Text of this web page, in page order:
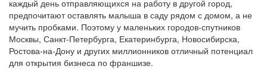
каждый день отправляющихся на работу в другой город,
предпочитают оставлять малыша в саду рядом с домом, а не
мучить пробками. Поэтому у маленьких городов-спутников
Москвы, Санкт-Петербурга, Екатеринбурга, Новосибирска,
Ростова-на-Дону и других миллионников отличный потенциал
для открытия бизнеса по франшизе.